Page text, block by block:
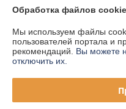
Покупатель
Привезли быстро. Качество ок.
Покупатель
Обработка файлов cookie
Мы используем файлы
пользователей портала и
рекомендаций. Вы можете
отключить их.